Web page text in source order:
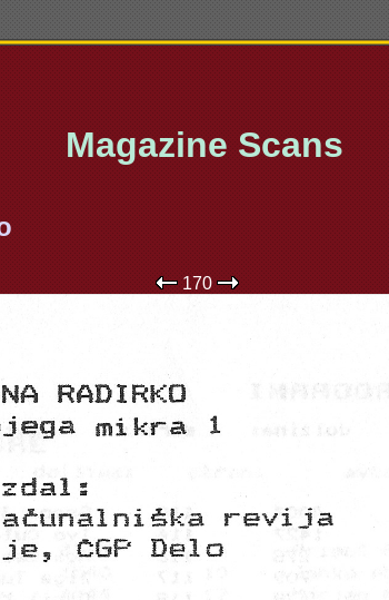
Magazine Scans
170